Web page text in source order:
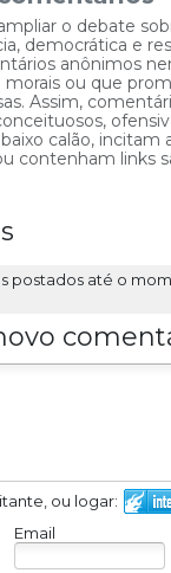
o debate
democrática e
anônimos
morais ou que
Assim,
calão, incitam
contenham links
postados até o
ou logar:
Email